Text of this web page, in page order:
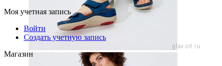
Моя учетная запись
Войти
Создать учетную запись
Магазин